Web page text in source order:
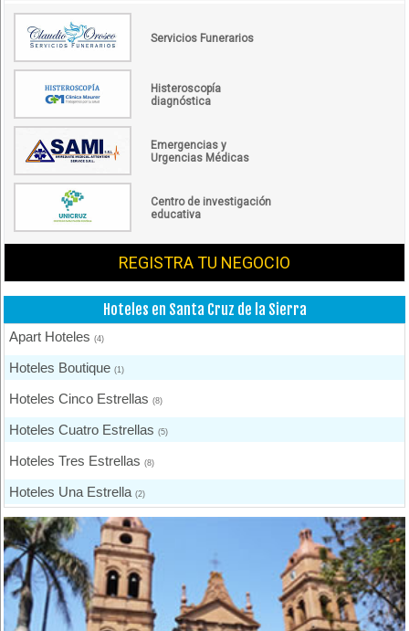
Servicios Funerarios
Histeroscopía
diagnóstica
Emergencias y
Urgencias Médicas
Centro de investigación
educativa
REGISTRA TU NEGOCIO
Hoteles en Santa Cruz de la Sierra
Apart Hoteles(4)
Hoteles Boutique(1)
Hoteles Cinco Estrellas(8)
Hoteles Cuatro Estrellas(5)
Hoteles Tres Estrellas(8)
Hoteles Una Estrella(2)
Otros Hoteles (1)